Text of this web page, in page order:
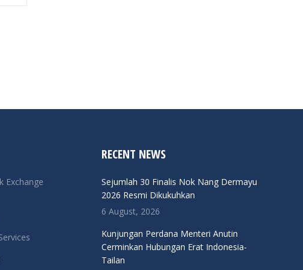
Exchange
RECENT NEWS
Sejumlah 30 Finalis Nok Nang Dermayu
2026 Resmi Dikukuhkan
6 August, 2026
Kunjungan Perdana Menteri Anutin
Cerminkan Hubungan Erat Indonesia-
Tailan